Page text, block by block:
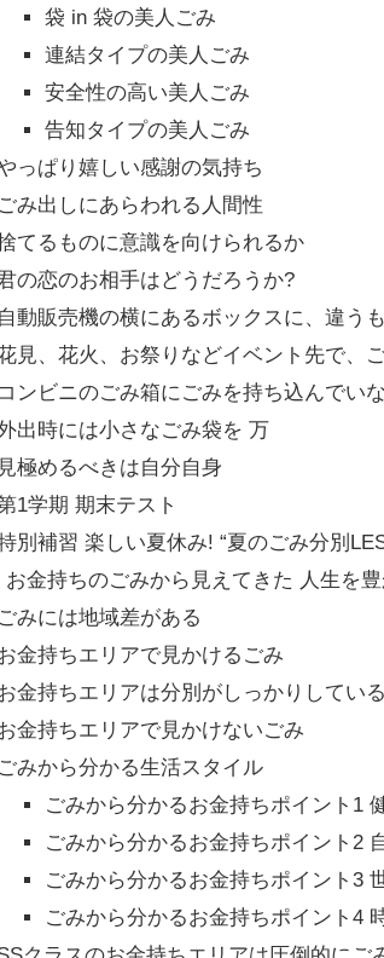
袋 in 袋の美人ごみ
連結タイプの美人ごみ
安全性の高い美人ごみ
告知タイプの美人ごみ
っぱり嬉しい感謝の気持ち
ごみ出しにあらわれる人間性
てるものに意識を向けられるか
の恋のお相手はどうだろうか?
自動販売機の横にあるボックスに、違う
見、花火、お祭りなどイベント先で、
コンビニのごみ箱にごみを持ち込んでい
出時には小さなごみ袋を 万
見極めるべきは自分自身
1学期 期末テスト
別補習 楽しい夏休み! “夏のごみ分別
お金持ちのごみから見えてきた 人生を
ごみには地域差がある
金持ちエリアで見かけるごみ
金持ちエリアは分別がしっかりしている
金持ちエリアで見かけないごみ
ごみから分かる生活スタイル
ごみから分かるお金持ちポイント1
ごみから分かるお金持ちポイント2
ごみから分かるお金持ちポイント3
ごみから分かるお金持ちポイント4